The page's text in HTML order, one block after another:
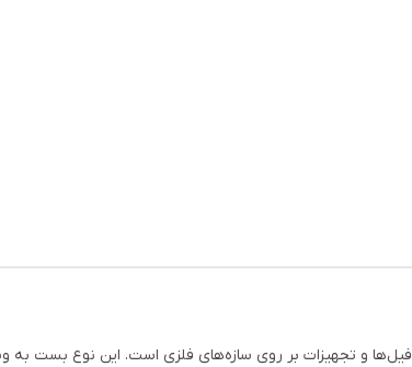
و تجهیزات بر روی سازه‌های فلزی است. این نوع بست به